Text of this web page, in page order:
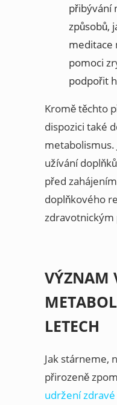
přibývání
způsobů,
meditace
pomoci
podpořit
Kromě těchto
dispozici také
metabolismus.
užívání
před
doplňkového
VÝZNAM
LETECH
Jak stárneme,
přirozeně
udržení